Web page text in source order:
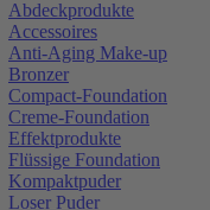
Abdeckprodukte
Accessoires
Anti-Aging Make-up
Bronzer
Compact-Foundation
Creme-Foundation
Effektprodukte
Flüssige Foundation
Kompaktpuder
Loser Puder